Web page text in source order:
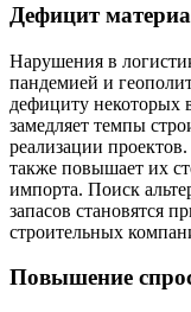
Дефицит
Нарушения в
пандемией и
дефициту некоторых
замедляет темпы
реализации
также повышает их
импорта. Поиск
запасов становятся
строительных
Повышение